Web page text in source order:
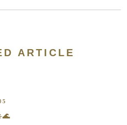
ARTICLE